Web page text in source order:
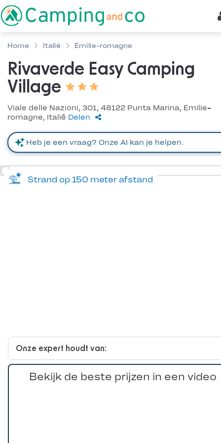
Home Italië Emilie-romagne
Rivaverde Easy Camping
Village
Viale delle Nazioni, 301, 48122 Punta Marina, Emilie-
romagne, Italië Delen
Onze expert houdt van:
Strand op 150 meter afstand
Bekijk de beste prijzen in een video